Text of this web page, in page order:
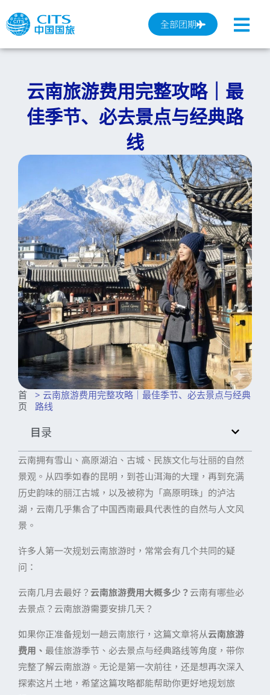
至
全部团期
云南旅游费用完整攻略｜最
佳季节、必去景点与经典路
线
首
页
> 云南旅游费用完整攻略｜最佳季节、必去景点与经典
路线
目录
云南拥有雪山、高原湖泊、古城、民族文化与壮丽的自然
景观。从四季如春的昆明，到苍山洱海的大理，再到充满
历史韵味的丽江古城，以及被称为「高原明珠」的泸沽
湖，云南几乎集合了中国西南最具代表性的自然与人文风
景。
许多人第一次规划云南旅游时，常常会有几个共同的疑
问：
云南几月去最好？云南旅游费用大概多少？云南有哪些必
去景点？云南旅游需要安排几天？
如果你正准备规划一趟云南旅行，这篇文章将从云南旅游
费用、 最佳旅游季节、必去景点与经典路线等角度，带你
完整了解云南旅游。无论是第一次前往，还是想再次深入
探索这片土地，希望这篇攻略都能帮助你更好地规划旅